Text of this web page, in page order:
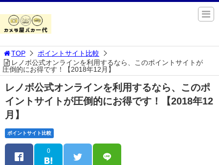
TOP
ポイントサイト比較
レノボ公式オンラインを利用するなら、このポイントサイトが
圧倒的にお得です！【2018年12月】
レノボ公式オンラインを利用するなら、このポ
イントサイトが圧倒的にお得です！【2018年12
月】
ポイントサイト比較
0